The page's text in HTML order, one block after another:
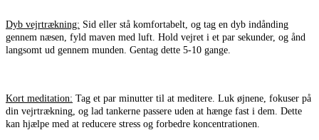
Dyb vejrtrækning: Sid eller stå komfortabelt, og tag en dyb indånding
gennem næsen, fyld maven med luft. Hold vejret i et par sekunder, og ånd
langsomt ud gennem munden. Gentag dette 5-10 gange.
Kort meditation: Tag et par minutter til at meditere. Luk øjnene, fokuser på
din vejrtrækning, og lad tankerne passere uden at hænge fast i dem. Dette
kan hjælpe med at reducere stress og forbedre koncentrationen.